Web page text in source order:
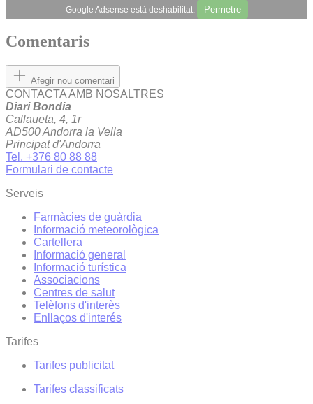
Google Adsense està deshabilitat. Permetre
Comentaris
Afegir nou comentari
CONTACTA AMB NOSALTRES
Diari Bondia
Callaueta, 4, 1r
AD500 Andorra la Vella
Principat d'Andorra
Tel. +376 80 88 88
Formulari de contacte
Serveis
Farmàcies de guàrdia
Informació meteorològica
Cartellera
Informació general
Informació turística
Associacions
Centres de salut
Telèfons d'interès
Enllaços d'interés
Tarifes
Tarifes publicitat
Tarifes classificats